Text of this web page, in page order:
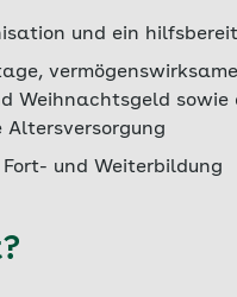
und ein
Weihnachtsgeld sowie
Altersversorgung
Fort- und Weiterbildung